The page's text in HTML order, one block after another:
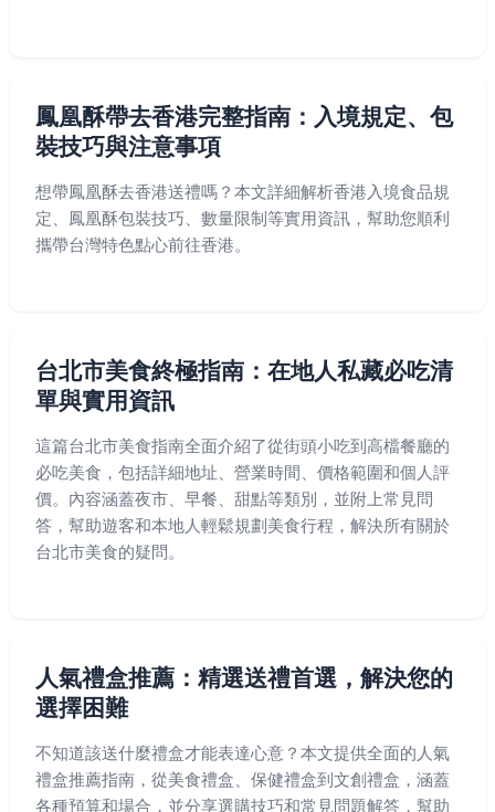
鳳凰酥帶去香港完整指南：入境規定、包
裝技巧與注意事項
想帶鳳凰酥去香港送禮嗎？本文詳細解析香港入境食品規
定、鳳凰酥包裝技巧、數量限制等實用資訊，幫助您順利
攜帶台灣特色點心前往香港。
台北市美食終極指南：在地人私藏必吃清
單與實用資訊
這篇台北市美食指南全面介紹了從街頭小吃到高檔餐廳的
必吃美食，包括詳細地址、營業時間、價格範圍和個人評
價。內容涵蓋夜市、早餐、甜點等類別，並附上常見問
答，幫助遊客和本地人輕鬆規劃美食行程，解決所有關於
台北市美食的疑問。
人氣禮盒推薦：精選送禮首選，解決您的
選擇困難
不知道該送什麼禮盒才能表達心意？本文提供全面的人氣
禮盒推薦指南，從美食禮盒、保健禮盒到文創禮盒，涵蓋
各種預算和場合，並分享選購技巧和常見問題解答，幫助